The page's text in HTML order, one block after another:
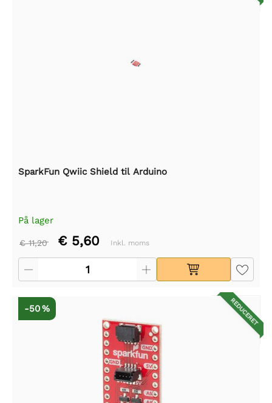
SparkFun Qwiic Shield til Arduino
På lager
€ 11,20 € 5,60 Inkl. moms
REDUCERET
-50 %